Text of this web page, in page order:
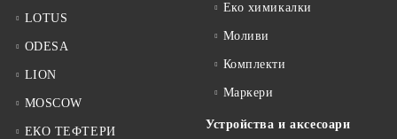
LOTUS
ODESA
LION
MOSCOW
ЕКО ТЕФТЕРИ
Еко химикалки
Моливи
Комплекти
Маркери
Устройства и аксесоари